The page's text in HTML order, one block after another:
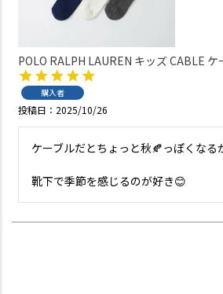
POLO RALPH LAUREN キッズ CABLE ケーブル ポロポニー刺し
ゅう ハイソックス 日本製 04813711
購入者
投稿日 2025/10/26
ケーブルだとちょっと秋🍂っぽくな
靴下で季節を感じるのが好き😊